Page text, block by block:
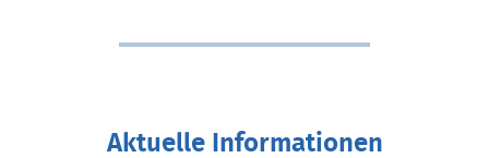
Aktuelle Informationen